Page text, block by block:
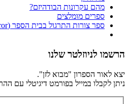
מהם עקרונות הבודהיזם?
ספרים מומלצים
ספר צורות התרגול בבית הספר (Dharma Mirror)
הרשמו לניוזלטר שלנו
יצא לאור הספרון "מבוא לזן".
ניתן לקבלו במייל בפורמט דיגיטלי עם